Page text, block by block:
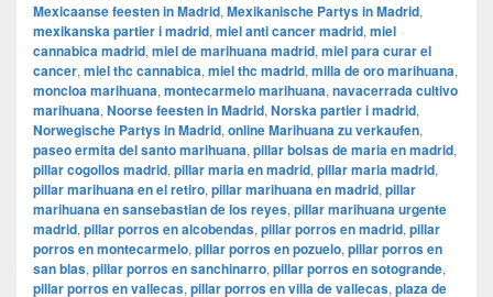
Mexicaanse feesten in Madrid, Mexikanische Partys in Madrid,
mexikanska partier i madrid, miel anti cancer madrid, miel
cannabica madrid, miel de marihuana madrid, miel para curar el
cancer, miel thc cannabica, miel thc madrid, milla de oro marihuana,
moncloa marihuana, montecarmelo marihuana, navacerrada cultivo
marihuana, Noorse feesten in Madrid, Norska partier i madrid,
Norwegische Partys in Madrid, online Marihuana zu verkaufen,
paseo ermita del santo marihuana, pillar bolsas de maria en madrid,
pillar cogollos madrid, pillar maria en madrid, pillar maria madrid,
pillar marihuana en el retiro, pillar marihuana en madrid, pillar
marihuana en sansebastian de los reyes, pillar marihuana urgente
madrid, pillar porros en alcobendas, pillar porros en madrid, pillar
porros en montecarmelo, pillar porros en pozuelo, pillar porros en
san blas, pillar porros en sanchinarro, pillar porros en sotogrande,
pillar porros en vallecas, pillar porros en villa de vallecas, plaza de